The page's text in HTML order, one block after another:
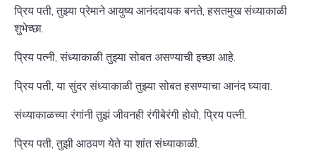
प्रिय पती, तुझ्या प्रेमाने आयुष्य आनंददायक बनते, हसतमुख संध्याकाळी
शुभेच्छा.
प्रिय पत्नी, संध्याकाळी तुझ्या सोबत असण्याची इच्छा आहे.
प्रिय पती, या सुंदर संध्याकाळी तुझ्या सोबत हसण्याचा आनंद घ्यावा.
संध्याकाळच्या रंगांनी तुझं जीवनही रंगीबेरंगी होवो, प्रिय पत्नी.
प्रिय पती, तुझी आठवण येते या शांत संध्याकाळी.